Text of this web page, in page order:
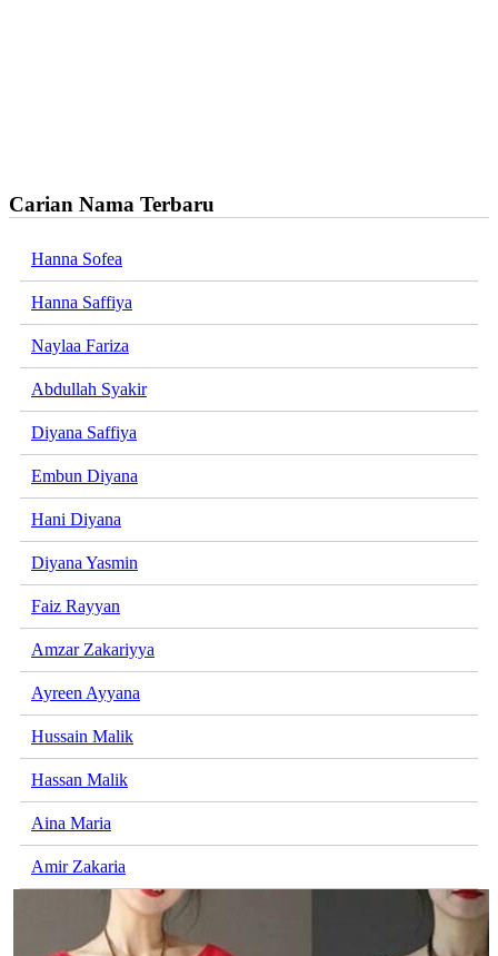
Carian Nama Terbaru
Hanna Sofea
Hanna Saffiya
Naylaa Fariza
Abdullah Syakir
Diyana Saffiya
Embun Diyana
Hani Diyana
Diyana Yasmin
Faiz Rayyan
Amzar Zakariyya
Ayreen Ayyana
Hussain Malik
Hassan Malik
Aina Maria
Amir Zakaria